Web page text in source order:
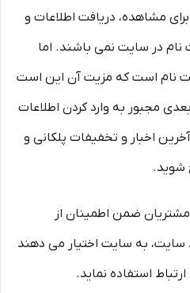
برای مشاهده، دریافت اطلاعات و
در سایت نمی باشند. اما
نام است که مزیت آن این است
مجبور به وارد کردن اطلاعات
اخبار و تخفیفات پلکانی و
شوید.
مشتریان ضمن اطمینان از
سایت، به سایت اختیار می دهند
استفاده نماید.